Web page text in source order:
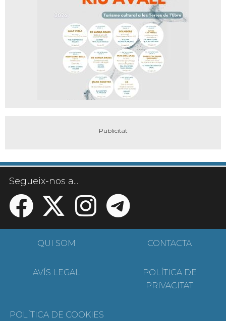
Segueix-nos a...
QUI SOM CONTACTA
AVÍS LEGAL
POLÍTICA DE
PRIVACITAT
POLÍTICA DE COOKIES